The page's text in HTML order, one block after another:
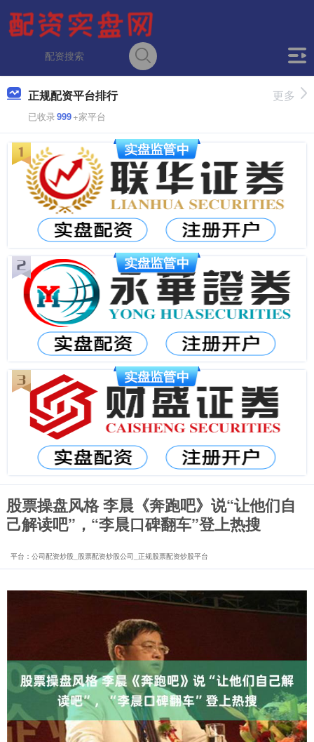
正规配资平台排行
已收录999+家平台
更多
股票操盘风格 李晨《奔跑吧》说“让他们自
己解读吧”，“李晨口碑翻车”登上热搜
平台：公司配资炒股_股票配资炒股公司_正规股票配资炒股平台